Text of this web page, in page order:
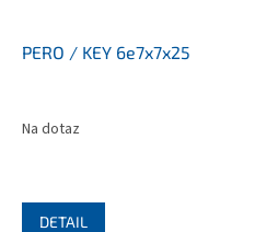
PERO / KEY 6e7x7x25
Na dotaz
DETAIL